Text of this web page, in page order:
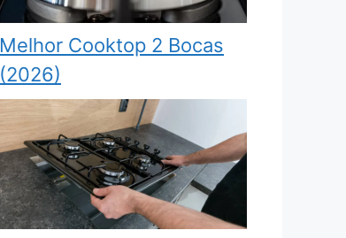
Melhor Cooktop 2 Bocas
(2026)